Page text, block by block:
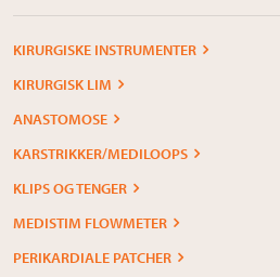
KIRURGISKE INSTRUMENTER
KIRURGISK LIM
ANASTOMOSE
KARSTRIKKER/MEDILOOPS
KLIPS OG TENGER
MEDISTIM FLOWMETER
PERIKARDIALE PATCHER